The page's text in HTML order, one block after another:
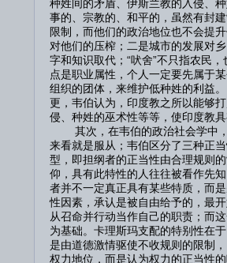
种姓间的矛盾、伊斯兰教的入侵、
事的、宗教的、和平的，虽然有封
限制，而他们的政治地位也不会提
对他们的压榨；二是城市的发展对
字和知识取代；“吠舍”不只指农民
点是职业属性，个人一定要先属于
组织的团体，来维护低种姓的利益
更，韦伯认为，印度教之所以能够
侵、种姓的巫术性等等，使印度教
其次，在韦伯的政治社会学中，
来看就是服从；韦伯区分了三种正
型，即担纲者的正当性由合理规则
仰，具有此特性的人往往被看作先
者并不一定真正具有某些特质，而
性因素，承认是被自由给予的，最
从召命并行动当作自己的职责；而
为基础。卡理斯玛支配的特别性在
是由道德激情驱使不收规则的限制
权力地位，而是认为权力的正当性